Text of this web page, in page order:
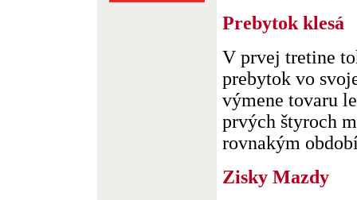
Prebytok klesá
V prvej tretine
prebytok vo
výmene tovaru
prvých štyroch
rovnakým
Zisky Mazdy